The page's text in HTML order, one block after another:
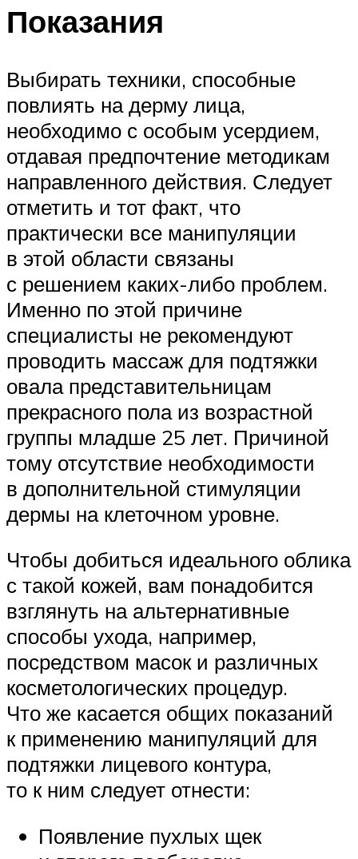
Показания
Выбирать техники, способные
повлиять на дерму лица,
необходимо с особым усердием,
отдавая предпочтение методикам
направленного действия. Следует
отметить и тот факт, что
практически все манипуляции
в этой области связаны
с решением каких-либо проблем.
Именно по этой причине
специалисты не рекомендуют
проводить массаж для подтяжки
овала представительницам
прекрасного пола из возрастной
группы младше 25 лет. Причиной
тому отсутствие необходимости
в дополнительной стимуляции
дермы на клеточном уровне.
Чтобы добиться идеального облика
с такой кожей, вам понадобится
взглянуть на альтернативные
способы ухода, например,
посредством масок и различных
косметологических процедур.
Что же касается общих показаний
к применению манипуляций для
подтяжки лицевого контура,
то к ним следует отнести:
Появление пухлых щек